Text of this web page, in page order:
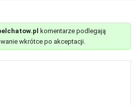
komentarze podlegają
wkrótce po akceptacji.